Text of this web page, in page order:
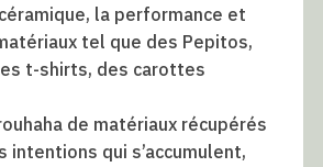
la performance et
tel que des Pepitos,
t-shirts, des carottes
de matériaux récupérés
qui s’accumulent,